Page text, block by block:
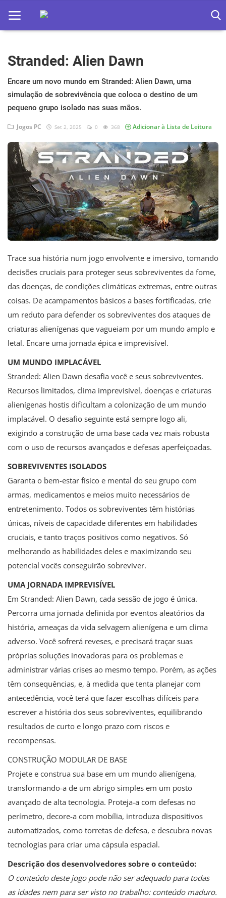
Home
Apps
Games
Web
Música
Jogos hoje na TV
Stranded: Alien Dawn
Encare um novo mundo em Stranded: Alien Dawn, uma
simulação de sobrevivência que coloca o destino de um
pequeno grupo isolado nas suas mãos.
Jogos PC Set 2, 2025 0 368 Adicionar à Lista de Leitura
Trace sua história num jogo envolvente e imersivo, tomando
decisões cruciais para proteger seus sobreviventes da fome,
das doenças, de condições climáticas extremas, entre outras
coisas. De acampamentos básicos a bases fortificadas, crie
um reduto para defender os sobreviventes dos ataques de
criaturas alienígenas que vagueiam por um mundo amplo e
letal. Encare uma jornada épica e imprevisível.
UM MUNDO IMPLACÁVEL
Stranded: Alien Dawn desafia você e seus sobreviventes.
Recursos limitados, clima imprevisível, doenças e criaturas
alienígenas hostis dificultam a colonização de um mundo
implacável. O desafio seguinte está sempre logo ali,
exigindo a construção de uma base cada vez mais robusta
com o uso de recursos avançados e defesas aperfeiçoadas.
SOBREVIVENTES ISOLADOS
Garanta o bem-estar físico e mental do seu grupo com
armas, medicamentos e meios muito necessários de
entretenimento. Todos os sobreviventes têm histórias
únicas, níveis de capacidade diferentes em habilidades
cruciais, e tanto traços positivos como negativos. Só
melhorando as habilidades deles e maximizando seu
potencial vocês conseguirão sobreviver.
UMA JORNADA IMPREVISÍVEL
Em Stranded: Alien Dawn, cada sessão de jogo é única.
Percorra uma jornada definida por eventos aleatórios da
história, ameaças da vida selvagem alienígena e um clima
adverso. Você sofrerá reveses, e precisará traçar suas
próprias soluções inovadoras para os problemas e
administrar várias crises ao mesmo tempo. Porém, as ações
têm consequências, e, à medida que tenta planejar com
antecedência, você terá que fazer escolhas difíceis para
escrever a história dos seus sobreviventes, equilibrando
resultados de curto e longo prazo com riscos e
recompensas.
CONSTRUÇÃO MODULAR DE BASE
Projete e construa sua base em um mundo alienígena,
transformando-a de um abrigo simples em um posto
avançado de alta tecnologia. Proteja-a com defesas no
perímetro, decore-a com mobília, introduza dispositivos
automatizados, como torretas de defesa, e descubra novas
tecnologias para criar uma cápsula espacial.
Descrição dos desenvolvedores sobre o conteúdo:
O conteúdo deste jogo pode não ser adequado para todas
as idades nem para ser visto no trabalho: conteúdo maduro.